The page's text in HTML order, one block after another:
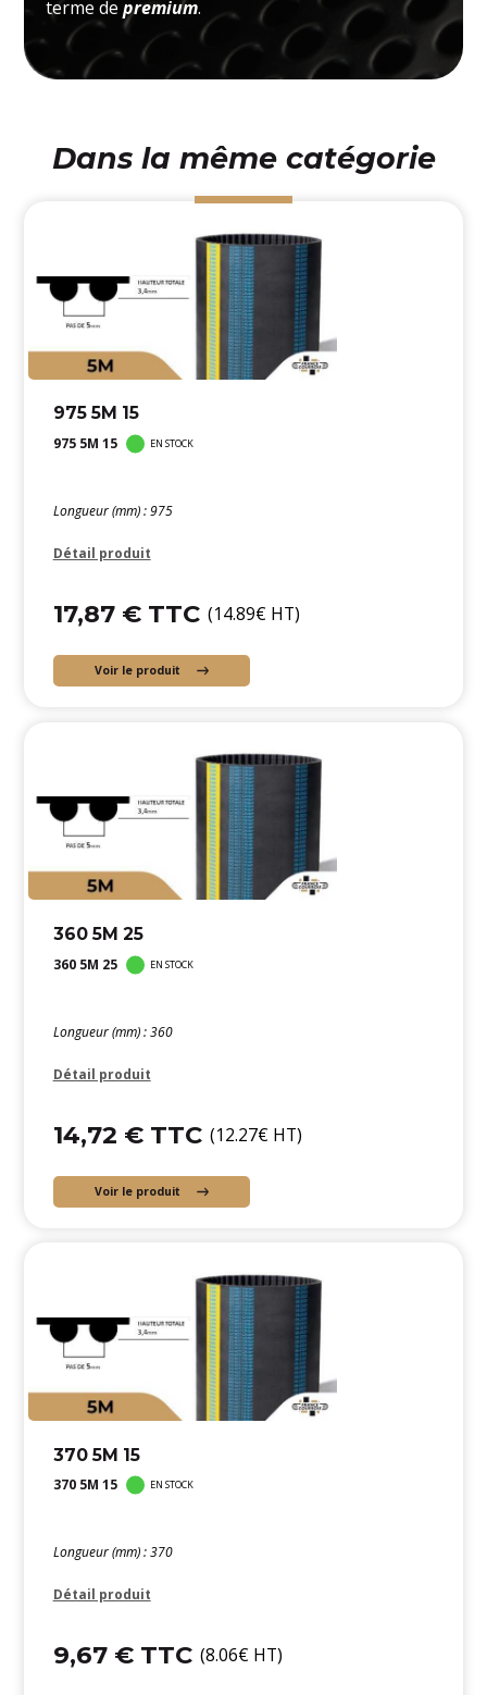
terme depremium.
Dans la même catégorie
975 5M 15
975 5M 15 EN STOCK
Longueur (mm) : 975
Détail produit
17,87 € TTC (14.89€ HT)
Voir le produit
360 5M 25
360 5M 25 EN STOCK
Longueur (mm) : 360
Détail produit
14,72 € TTC (12.27€ HT)
Voir le produit
370 5M 15
370 5M 15 EN STOCK
Longueur (mm) : 370
Détail produit
9,67 € TTC (8.06€ HT)